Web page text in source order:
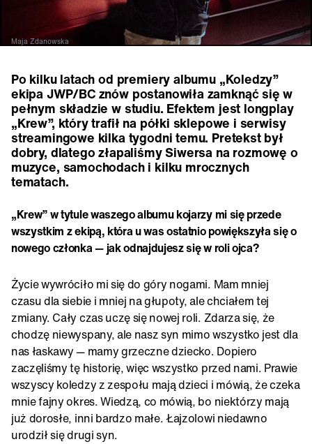
Maja Zdanowska
Po kilku latach od premiery albumu „Koledzy”
ekipa JWP/BC znów postanowiła zamknąć się w
pełnym składzie w studiu. Efektem jest longplay
„Krew”, który trafił na półki sklepowe i serwisy
streamingowe kilka tygodni temu. Pretekst był
dobry, dlatego złapaliśmy Siwersa na rozmowę o
muzyce, samochodach i kilku mrocznych
tematach.
„Krew” w tytule waszego albumu kojarzy mi się przede
wszystkim z ekipą, która u was ostatnio powiększyła się o
nowego członka — jak odnajdujesz się w roli ojca?
Życie wywróciło mi się do góry nogami. Mam mniej
czasu dla siebie i mniej na głupoty, ale chciałem tej
zmiany. Cały czas uczę się nowej roli. Zdarza się, że
chodzę niewyspany, ale nasz syn mimo wszystko jest dla
nas łaskawy — mamy grzeczne dziecko. Dopiero
zaczęliśmy tę historię, więc wszystko przed nami. Prawie
wszyscy koledzy z zespołu mają dzieci i mówią, że czeka
mnie fajny okres. Wiedzą, co mówią, bo niektórzy mają
już dorosłe, inni bardzo małe. Łajzolowi niedawno
urodził się drugi syn.